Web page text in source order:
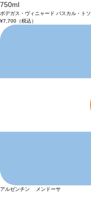
750ml
ボデガス・ヴィニャード パスカル・トソ
¥7,700（税込）
アルゼンチン メンドーサ